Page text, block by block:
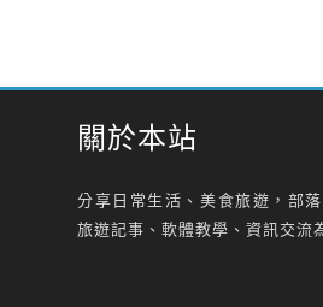
關於本站
分享日常生活、美食旅遊，部
旅遊記事、軟體教學、資訊交流